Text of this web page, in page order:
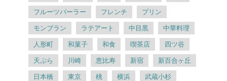
フルーツパーラー フレンチ プリン
モンブラン ラテアート 中目黒 中華料理
人形町 和菓子 和食 喫茶店 四ツ谷
天ぷら 川崎 恵比寿 新宿 新百合ヶ丘
日本橋 東京 桃 横浜 武蔵小杉